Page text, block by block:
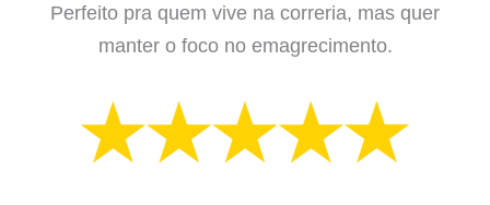
Perfeito pra quem vive na correria, mas quer
manter o foco no emagrecimento.